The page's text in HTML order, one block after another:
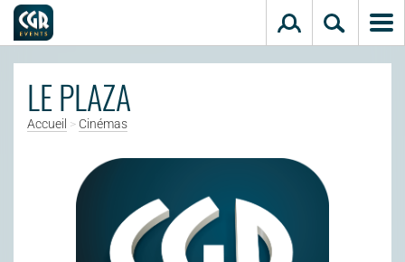
LE PLAZA
Accueil > Cinémas